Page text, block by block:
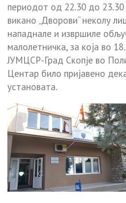
периодот од 22.30 до
викано „Дворови“ неколу
нападнале и извршиле
малолетничка, за која во
ЈУМЦСР-Град Скопје во
Центар било пријавено
установата.